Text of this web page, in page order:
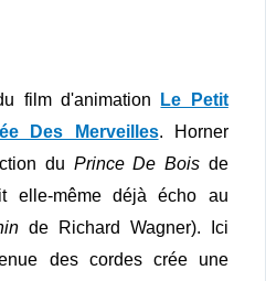
film d'animation
Le Petit
Des Merveilles. Horner
du Prince De Bois de
elle-même déjà écho au
de Richard Wagner). Ici
des cordes crée une